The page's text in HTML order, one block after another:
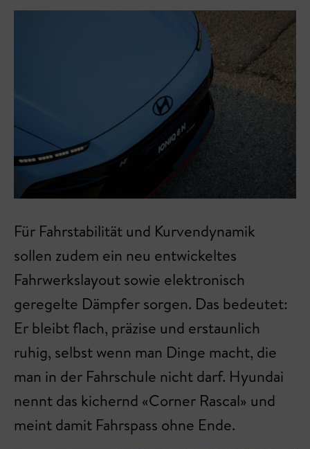
Für Fahrstabilität und Kurvendynamik
sollen zudem ein neu entwickeltes
Fahrwerkslayout sowie elektronisch
geregelte Dämpfer sorgen. Das bedeutet:
Er bleibt flach, präzise und erstaunlich
ruhig, selbst wenn man Dinge macht, die
man in der Fahrschule nicht darf. Hyundai
nennt das kichernd «Corner Rascal» und
meint damit Fahrspass ohne Ende.